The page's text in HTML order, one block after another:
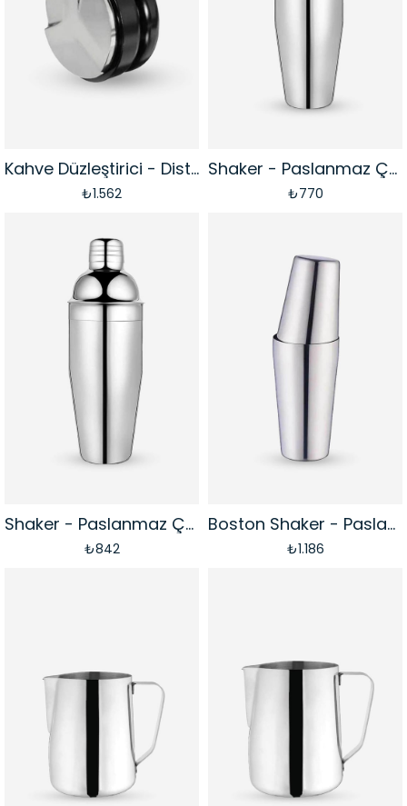
Kahve Düzleştirici - Distribütör | 58 mm
₺1.562
Shaker - Paslanmaz Çelik | 500 ml
₺770
Shaker - Paslanmaz Çelik | 750 ml
₺842
Boston Shaker - Paslanmaz Çelik | 500 + 750 ml
₺1.186